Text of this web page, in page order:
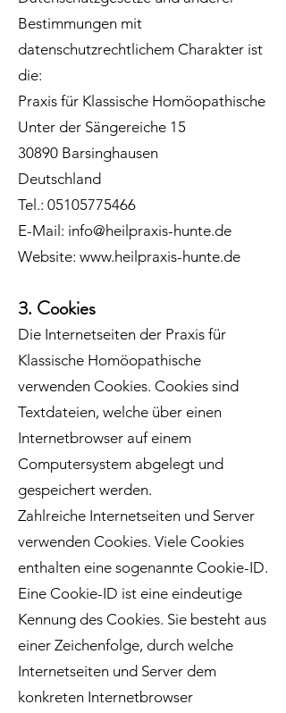
Bestimmungen mit
datenschutzrechtlichem Charakter ist
die:
Praxis für Klassische Homöopathische
Unter der Sängereiche 15
30890 Barsinghausen
Deutschland
Tel.: 05105775466
E-Mail: info@heilpraxis-hunte.de
Website: www.heilpraxis-hunte.de
3. Cookies
Die Internetseiten der Praxis für
Klassische Homöopathische
verwenden Cookies. Cookies sind
Textdateien, welche über einen
Internetbrowser auf einem
Computersystem abgelegt und
gespeichert werden.
Zahlreiche Internetseiten und Server
verwenden Cookies. Viele Cookies
enthalten eine sogenannte Cookie-ID.
Eine Cookie-ID ist eine eindeutige
Kennung des Cookies. Sie besteht aus
einer Zeichenfolge, durch welche
Internetseiten und Server dem
konkreten Internetbrowser